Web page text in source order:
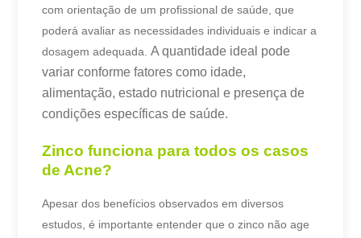
com orientação de um profissional de saúde, que
poderá avaliar as necessidades individuais e indicar a
dosagem adequada.A quantidade ideal pode
variar conforme fatores como idade,
alimentação, estado nutricional e presença de
condições específicas de saúde.
Zinco funciona para todos os casos
de Acne?
Apesar dos benefícios observados em diversos
estudos, é importante entender que o zinco não age